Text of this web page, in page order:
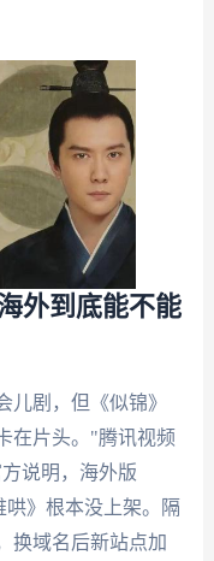
外到底能不能
儿剧，但《似锦》
在片头。"腾讯视频
说明，海外版
》根本没上架。隔
换域名后新站点加